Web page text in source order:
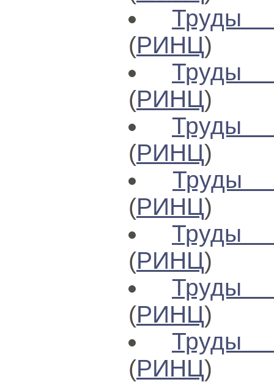
Труды
(РИНЦ)
Труды
(РИНЦ)
Труды
(РИНЦ)
Труды
(РИНЦ)
Труды
(РИНЦ)
Труды
(РИНЦ)
Труды
(РИНЦ)